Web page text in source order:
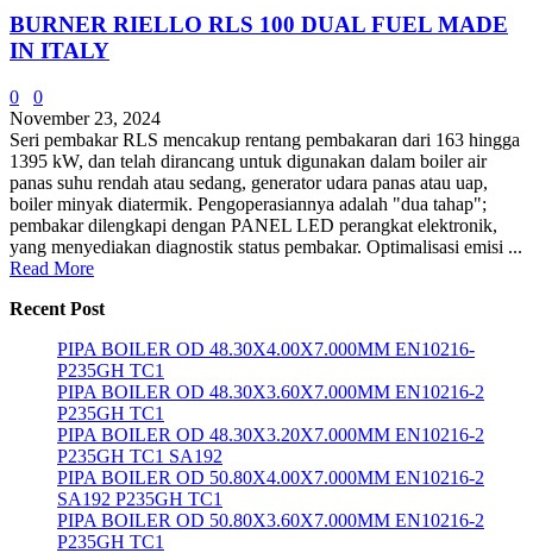
BURNER RIELLO RLS 100 DUAL FUEL MADE
IN ITALY
0
0
November 23, 2024
Seri pembakar RLS mencakup rentang pembakaran dari 163 hingga
1395 kW, dan telah dirancang untuk digunakan dalam boiler air
panas suhu rendah atau sedang, generator udara panas atau uap,
boiler minyak diatermik. Pengoperasiannya adalah "dua tahap";
pembakar dilengkapi dengan PANEL LED perangkat elektronik,
yang menyediakan diagnostik status pembakar. Optimalisasi emisi ...
Read More
Recent Post
PIPA BOILER OD 48.30X4.00X7.000MM EN10216-
P235GH TC1
PIPA BOILER OD 48.30X3.60X7.000MM EN10216-2
P235GH TC1
PIPA BOILER OD 48.30X3.20X7.000MM EN10216-2
P235GH TC1 SA192
PIPA BOILER OD 50.80X4.00X7.000MM EN10216-2
SA192 P235GH TC1
PIPA BOILER OD 50.80X3.60X7.000MM EN10216-2
P235GH TC1